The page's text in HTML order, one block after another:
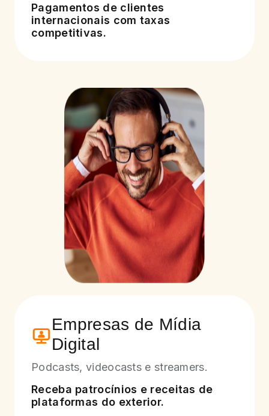
Pagamentos de clientes
internacionais com taxas
competitivas.
Empresas de Mídia
Digital
Podcasts, videocasts e streamers.
Receba patrocínios e receitas de
plataformas do exterior.